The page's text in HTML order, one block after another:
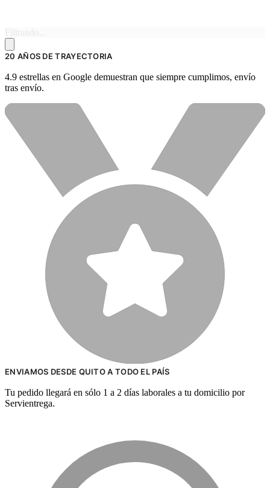
20 AÑOS DE TRAYECTORIA
4.9 estrellas en Google demuestran que siempre cumplimos, envío
tras envío.
ENVIAMOS DESDE QUITO A TODO EL PAÍS
Tu pedido llegará en sólo 1 a 2 días laborales a tu domicilio por
Servientrega.